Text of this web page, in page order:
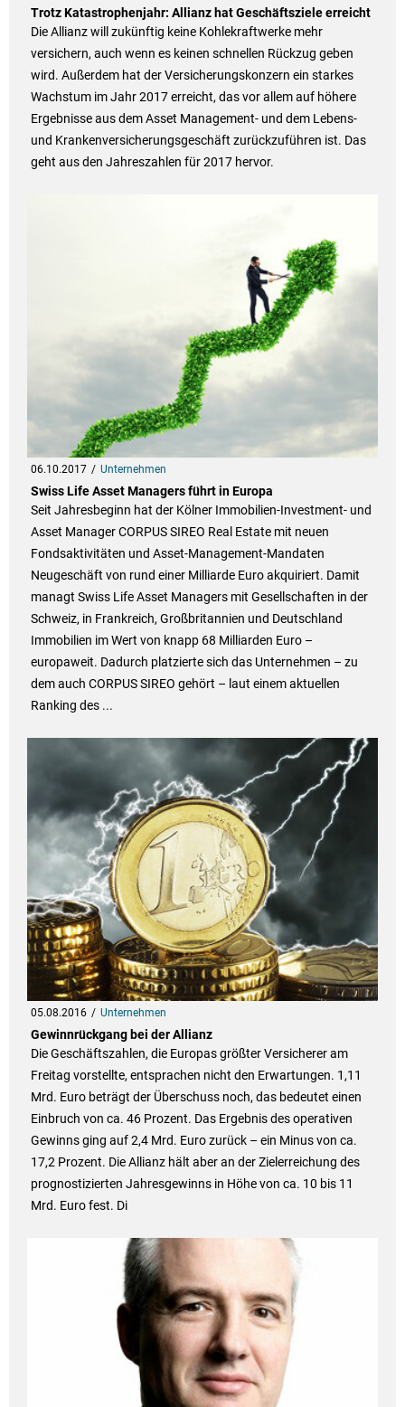
Trotz Katastrophenjahr: Allianz hat Geschäftsziele erreicht
Die Allianz will zukünftig keine Kohlekraftwerke mehr
versichern, auch wenn es keinen schnellen Rückzug geben
wird. Außerdem hat der Versicherungskonzern ein starkes
Wachstum im Jahr 2017 erreicht, das vor allem auf höhere
Ergebnisse aus dem Asset Management- und dem Lebens-
und Krankenversicherungsgeschäft zurückzuführen ist. Das
geht aus den Jahreszahlen für 2017 hervor.
06.10.2017 Unternehmen
Swiss Life Asset Managers führt in Europa
Seit Jahresbeginn hat der Kölner Immobilien-Investment- und
Asset Manager CORPUS SIREO Real Estate mit neuen
Fondsaktivitäten und Asset-Management-Mandaten
Neugeschäft von rund einer Milliarde Euro akquiriert. Damit
managt Swiss Life Asset Managers mit Gesellschaften in der
Schweiz, in Frankreich, Großbritannien und Deutschland
Immobilien im Wert von knapp 68 Milliarden Euro –
europaweit. Dadurch platzierte sich das Unternehmen – zu
dem auch CORPUS SIREO gehört – laut einem aktuellen
Ranking des ...
05.08.2016 Unternehmen
Gewinnrückgang bei der Allianz
Die Geschäftszahlen, die Europas größter Versicherer am
Freitag vorstellte, entsprachen nicht den Erwartungen. 1,11
Mrd. Euro beträgt der Überschuss noch, das bedeutet einen
Einbruch von ca. 46 Prozent. Das Ergebnis des operativen
Gewinns ging auf 2,4 Mrd. Euro zurück – ein Minus von ca.
17,2 Prozent. Die Allianz hält aber an der Zielerreichung des
prognostizierten Jahresgewinns in Höhe von ca. 10 bis 11
Mrd. Euro fest. Di